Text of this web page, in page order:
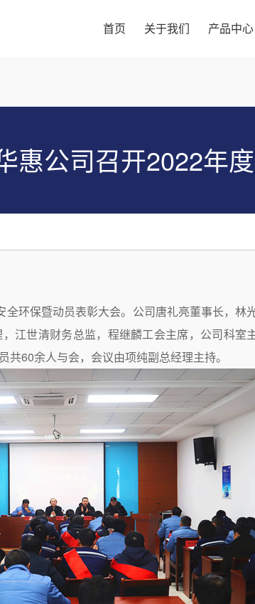
首页 关于我们 产品中心
公司召开2022年
环保暨动员表彰大会。公司唐礼亮董事长，林
江世清财务总监，程继麟工会主席，公司科室
60余人与会，会议由项纯副总经理主持。